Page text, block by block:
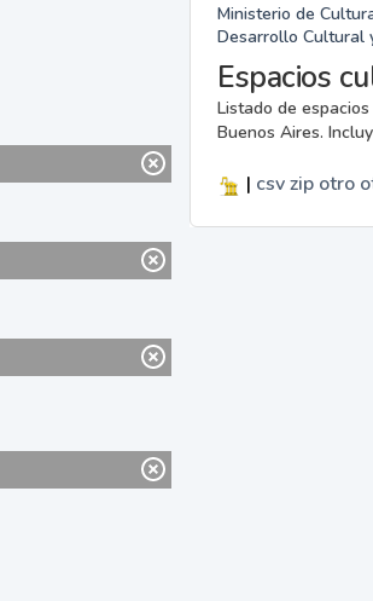
Ministerio de
Desarrollo Cultural
Espacios
Listado de
Buenos Aires.
| csvzip otro